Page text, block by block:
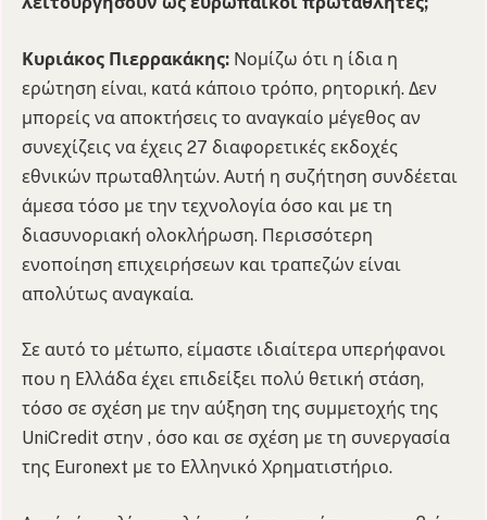
Κυριάκος Πιερρακάκης: Νομίζω ότι η ίδια η
ερώτηση είναι, κατά κάποιο τρόπο, ρητορική. Δεν
μπορείς να αποκτήσεις το αναγκαίο μέγεθος αν
συνεχίζεις να έχεις 27 διαφορετικές εκδοχές
εθνικών πρωταθλητών. Αυτή η συζήτηση συνδέεται
άμεσα τόσο με την τεχνολογία όσο και με τη
διασυνοριακή ολοκλήρωση. Περισσότερη
ενοποίηση επιχειρήσεων και τραπεζών είναι
απολύτως αναγκαία.
Σε αυτό το μέτωπο, είμαστε ιδιαίτερα υπερήφανοι
που η Ελλάδα έχει επιδείξει πολύ θετική στάση,
τόσο σε σχέση με την αύξηση της συμμετοχής της
UniCredit στην , όσο και σε σχέση με τη συνεργασία
της Euronext με το Ελληνικό Χρηματιστήριο.